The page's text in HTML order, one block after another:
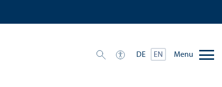
DE EN Menu